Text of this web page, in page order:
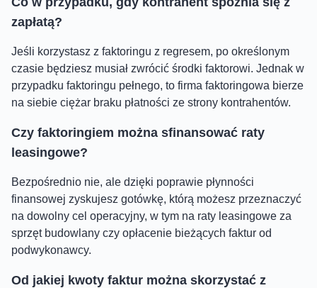
zapłatą?
Jeśli korzystasz z faktoringu z regresem, po określonym
czasie będziesz musiał zwrócić środki faktorowi. Jednak w
przypadku faktoringu pełnego, to firma faktoringowa bierze
na siebie ciężar braku płatności ze strony kontrahentów.
Czy faktoringiem można sfinansować raty
leasingowe?
Bezpośrednio nie, ale dzięki poprawie płynności
finansowej zyskujesz gotówkę, którą możesz przeznaczyć
na dowolny cel operacyjny, w tym na raty leasingowe za
sprzęt budowlany czy opłacenie bieżących faktur od
podwykonawcy.
Od jakiej kwoty faktur można skorzystać z